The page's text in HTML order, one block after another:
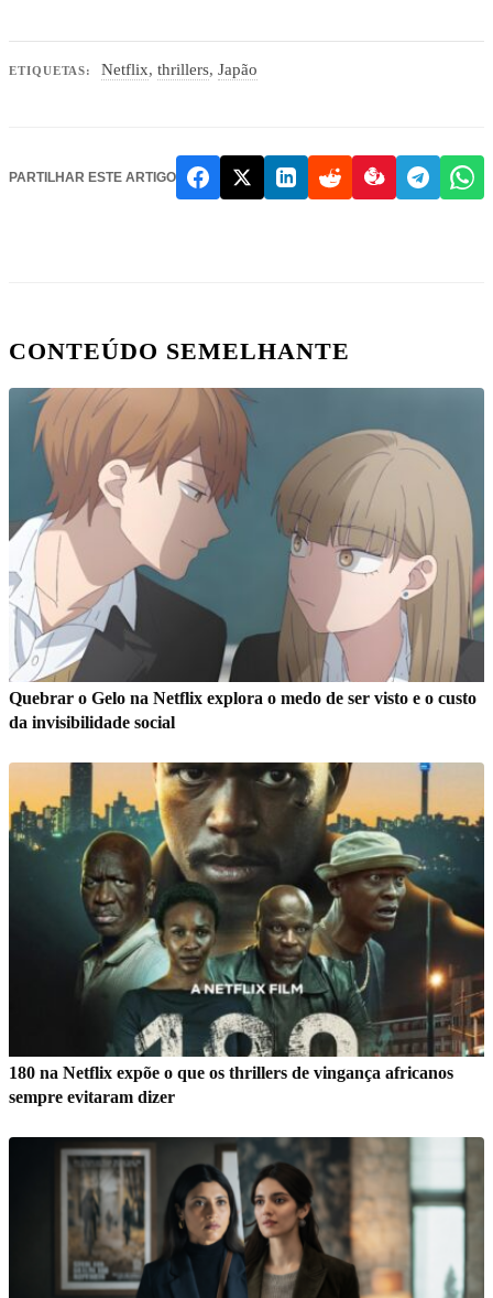
ETIQUETAS: Netflix, thrillers, Japão
PARTILHAR ESTE ARTIGO
CONTEÚDO SEMELHANTE
Quebrar o Gelo na Netflix explora o medo de ser visto e o custo
da invisibilidade social
180 na Netflix expõe o que os thrillers de vingança africanos
sempre evitaram dizer